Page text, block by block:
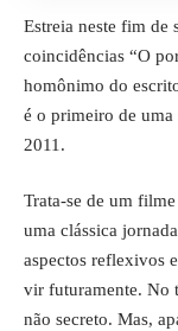
Estreia neste fim de
coincidências “O
homônimo do
é o primeiro de uma
2011.
Trata-se de um
uma clássica
aspectos reflexivos
vir futuramente. No
não secreto. Mas,